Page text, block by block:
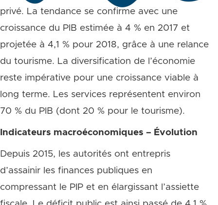
privé. La tendance se confirme avec une
croissance du PIB estimée à 4 % en 2017 et
projetée à 4,1 % pour 2018, grâce à une relance
du tourisme. La diversification de l’économie
reste impérative pour une croissance viable à
long terme. Les services représentent environ
70 % du PIB (dont 20 % pour le tourisme).
Indicateurs macroéconomiques – Évolution
Depuis 2015, les autorités ont entrepris
d’assainir les finances publiques en
compressant le PIP et en élargissant l’assiette